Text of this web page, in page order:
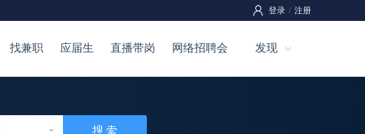
登录 / 注册
找兼职 应届生 直播带岗 网络招聘会 发现